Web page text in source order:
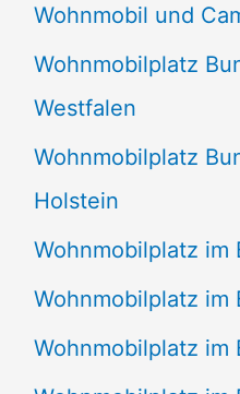
Wohnmobil und
Wohnmobilplatz
Westfalen
Wohnmobilplatz
Holstein
Wohnmobilplatz im
Wohnmobilplatz im
Wohnmobilplatz im